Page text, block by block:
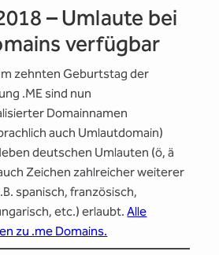
– Umlaute bei
verfügbar
zehnten Geburtstag der
.ME sind nun
Domainnamen
auch Umlautdomain)
deutschen Umlauten (ö, ä
Zeichen zahlreicher weiterer
spanisch, französisch,
etc.) erlaubt.Alle
zu .me Domains.